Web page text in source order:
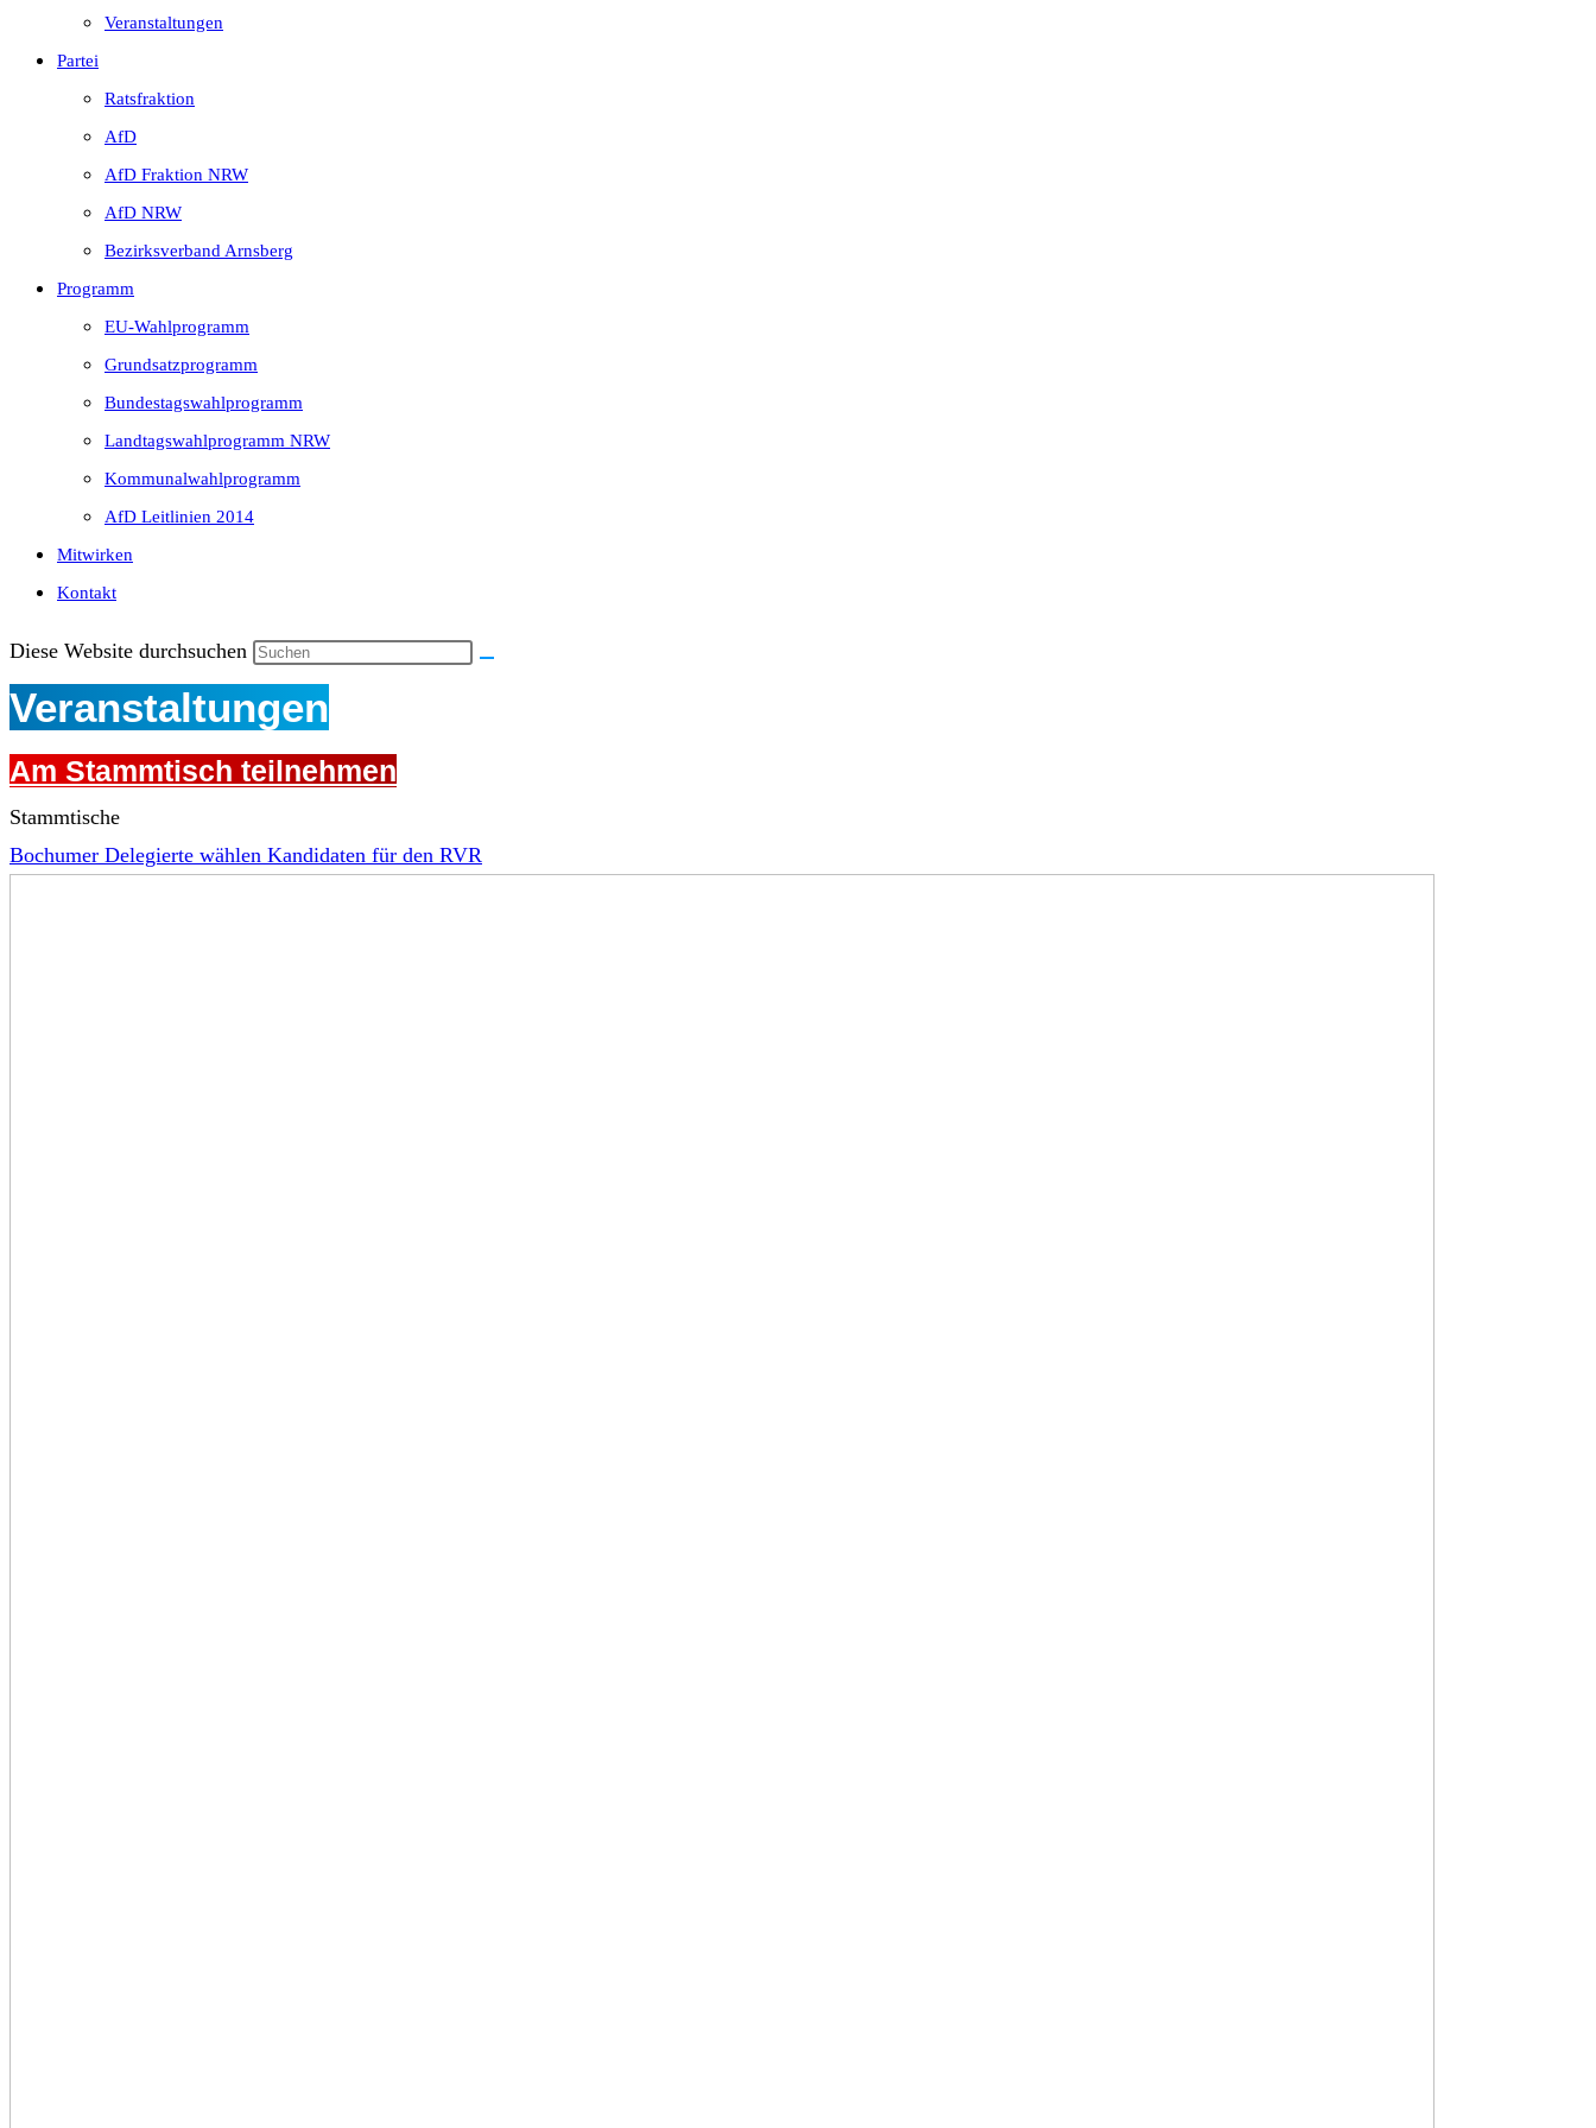
Veranstaltungen
Partei
Ratsfraktion
AfD
AfD Fraktion NRW
AfD NRW
Bezirksverband Arnsberg
Programm
EU-Wahlprogramm
Grundsatzprogramm
Bundestagswahlprogramm
Landtagswahlprogramm NRW
Kommunalwahlprogramm
AfD Leitlinien 2014
Mitwirken
Kontakt
Diese Website durchsuchen
Veranstaltungen
Am Stammtisch teilnehmen
Stammtische
Bochumer Delegierte wählen Kandidaten für den RVR